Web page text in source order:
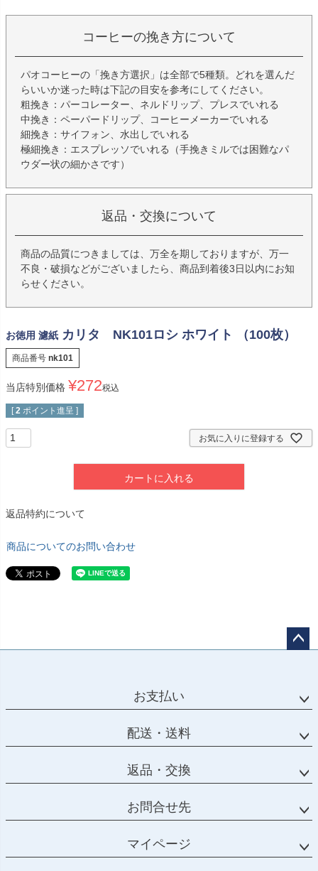
コーヒーの挽き方について
パオコーヒーの「挽き方選択」は全部で5種類。どれを選んだ
らいいか迷った時は下記の目安を参考にしてください。
粗挽き：パーコレーター、ネルドリップ、プレスでいれる
中挽き：ペーパードリップ、コーヒーメーカーでいれる
細挽き：サイフォン、水出しでいれる
極細挽き：エスプレッソでいれる（手挽きミルでは困難なパ
ウダー状の細かさです）
返品・交換について
商品の品質につきましては、万全を期しておりますが、万一
不良・破損などがございましたら、商品到着後3日以内にお知
らせください。
お徳用 濾紙 カリタ NK101ロシ ホワイト （100枚）
商品番号 nk101
当店特別価格 ¥272税込
[ 2 ポイント進呈 ]
お気に入りに登録する
カートに入れる
返品特約について
商品についてのお問い合わせ
お支払い
配送・送料
返品・交換
お問合せ先
マイページ